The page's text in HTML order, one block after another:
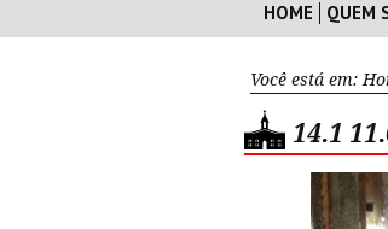
HOME QUEM
Você está em:
14.1